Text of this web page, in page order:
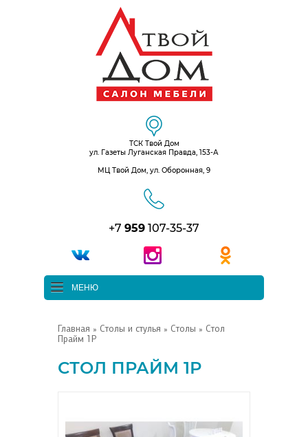
ТСК Твой Дом
ул. Газеты Луганская Правда, 153-А
МЦ Твой Дом, ул. Оборонная, 9
+7 959 107-35-37
МЕНЮ
Главная » Столы и стулья » Столы » Стол
Прайм 1Р
СТОЛ ПРАЙМ 1Р